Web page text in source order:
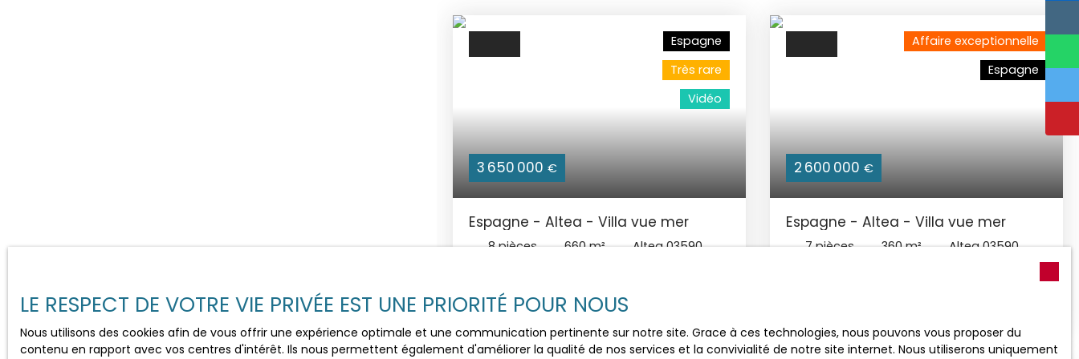
3 650 000 €
Espagne
Très rare
Vidéo
Espagne - Altea - Villa vue mer
8pièces 660m²
Altea 03590
exceptionnelle pour cette MAGNIFIQUE
Villa Contemporaine avec ascenseur,
et, une vue INCROYABLE sur la mer et la
Baie d'Altea. IMMENSE Piscine à
2 600 000 €
Affaire exceptionnelle
Espagne
Espagne - Altea - Villa vue mer
7pièces 360m²
Altea 03590
au maximum de la lumière naturelle, grâce à
l'architecture moderne de haute qualité.
LE RESPECT DE VOTRE VIE PRIVÉE EST UNE PRIORITÉ POUR NOUS
Nous utilisons des cookies afin de vous offrir une expérience optimale et une communication pertinente sur notre site. Grace à ces technologies, nous pouvons vous proposer du
contenu en rapport avec vos centres d'intérêt. Ils nous permettent également d'améliorer la qualité de nos services et la convivialité de notre site internet. Nous utiliserons uniquement